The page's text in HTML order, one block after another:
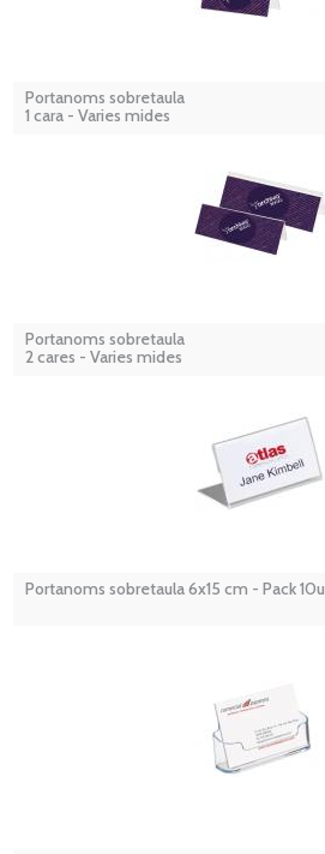
Portanoms sobretaula
1 cara - Varies mides
Portanoms sobretaula
2 cares - Varies mides
Portanoms sobretaula 6x15 cm - Pack 10u